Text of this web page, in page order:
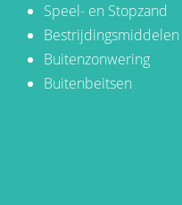
Speel- en Stopzand
Bestrijdingsmiddelen
Buitenzonwering
Buitenbeitsen